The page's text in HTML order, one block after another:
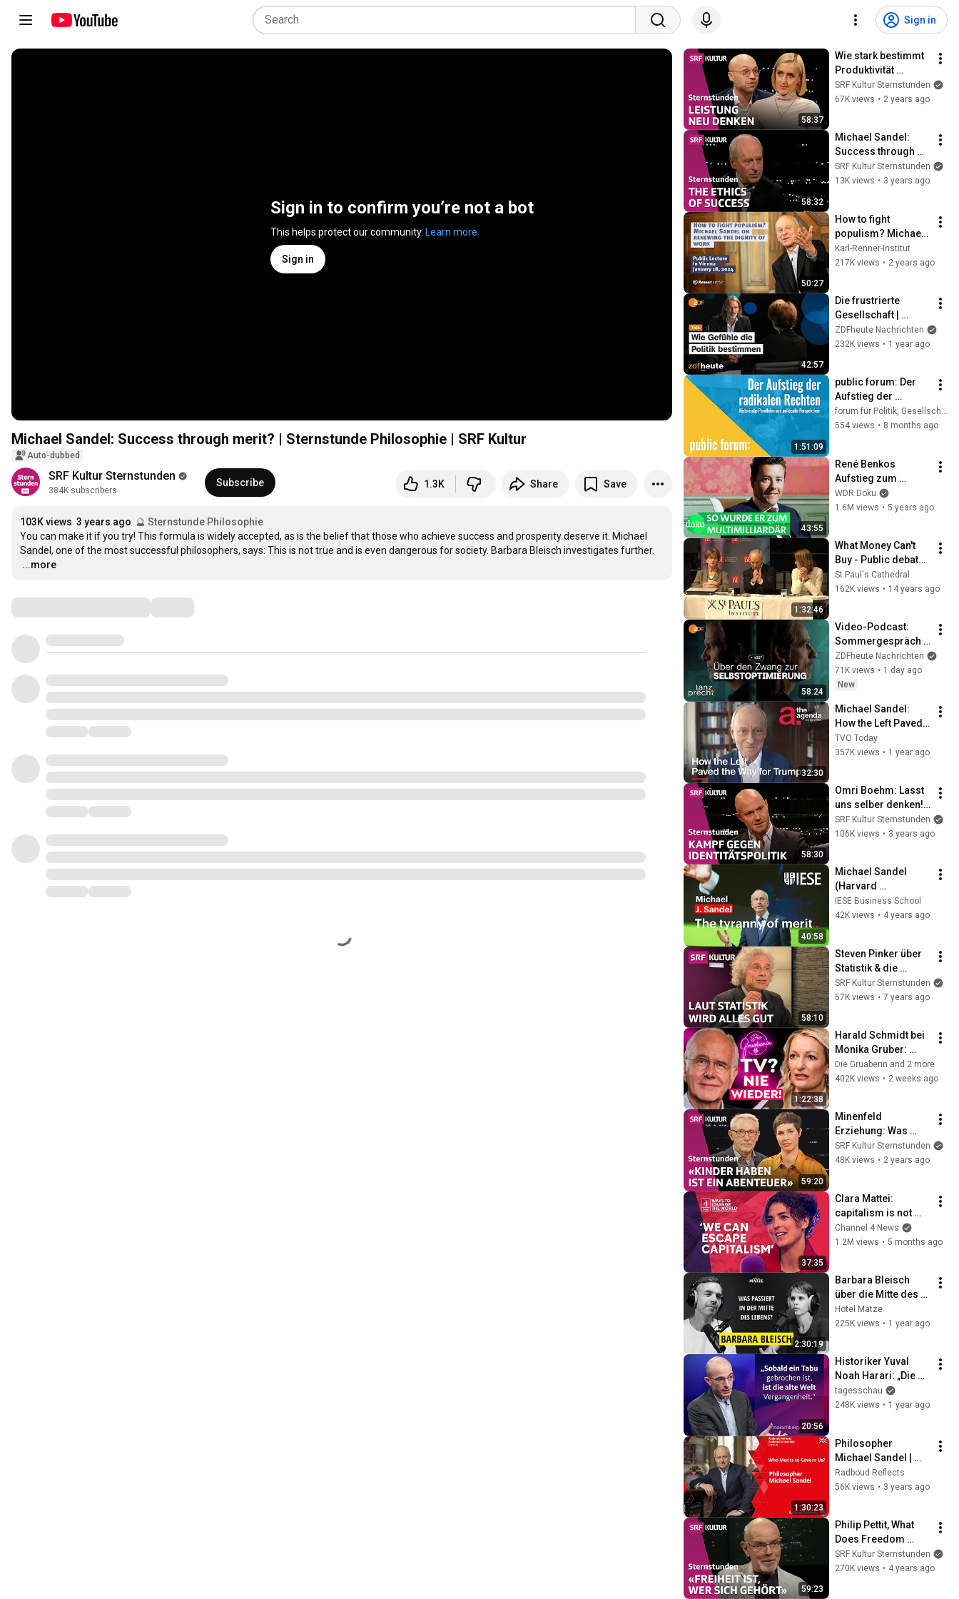
Sign in
Sign in to confirm you’re not a bot
This helps protect our community. Learn more
Sign in
Michael Sandel: Success through merit? | Sternstunde Philosophie | SRF Kultur
Auto-dubbed
SRF Kultur Sternstunden
384K subscribers
Subscribe 1.3K Share Save
103K views 3 years ago 🔮 Sternstunde Philosophie
You can make it if you try! This formula is widely accepted, as is the belief that those who achieve success and prosperity deserve it. Michael
…
...more
58:37
Wie stark bestimmt
Produktivität
unseren
Arbeitsalltag? |
Kultur
SRF Kultur Sternstunden
67K views • 2 years ago
58:32
Michael Sandel:
Success through
merit? | Sternstunde
Philosophie | SRF
SRF Kultur Sternstunden
13K views • 3 years ago
50:27
How to fight
populism? Michael
Sandel on renewing
the dignity of work
Karl-Renner-Institut
217K views • 2 years ago
42:57
Die frustrierte
Gesellschaft |
Richard David
Precht im Gespräch
ZDFheute Nachrichten
232K views • 1 year ago
1:51:09
public forum: Der
Aufstieg der
radikalen Rechten
forum für Politik, Gesellschaft und Kultur and The Chamber of Employees
554 views • 8 months ago
43:55
René Benkos
Aufstieg zum
Immobilienmogul |
WDR Doku
WDR Doku
1.6M views • 5 years ago
1:32:46
What Money Can't
Buy - Public debate
with Michael Sandel
at St Paul's
St Paul's Cathedral
162K views • 14 years ago
58:24
Video-Podcast:
Sommergespräch
mit der Psychologin
Franca Cerutti | Lanz
+ Precht, Folge 257
ZDFheute Nachrichten
71K views • 1 day ago
New
32:30
Michael Sandel:
How the Left Paved
the Way for Trump |
The Agenda
TVO Today
357K views • 1 year ago
58:30
Omri Boehm: Lasst
uns selber denken! |
Sternstunde
Philosophie | SRF
SRF Kultur Sternstunden
106K views • 3 years ago
40:58
Michael Sandel
(Harvard
University): the
tyranny of merit.
IESE Business School
42K views • 4 years ago
58:10
Steven Pinker über
Statistik & die
Zukunft der
Menschheit |
Kultur
SRF Kultur Sternstunden
57K views • 7 years ago
1:22:38
Harald Schmidt bei
Monika Gruber:
Warum er nie mehr
ins Fernsehen
Die Gruaberin and 2 more
402K views • 2 weeks ago
59:20
Minenfeld
Erziehung: Was
Elternsein heute
bedeutet |
Kultur
SRF Kultur Sternstunden
48K views • 2 years ago
37:35
Clara Mattei:
capitalism is not
natural - it’s
enforced
Channel 4 News
1.2M views • 5 months ago
2:30:19
Barbara Bleisch
über die Mitte des
Lebens und den
Wert von
Hotel Matze
225K views • 1 year ago
20:56
Historiker Yuval
Noah Harari: „Die
Wahrheit erfordert
Forschung und
tagesschau
248K views • 1 year ago
1:30:23
Philosopher
Michael Sandel |
Who Merits to
Govern Us? –
Radboud Reflects
56K views • 3 years ago
59:23
Philip Pettit, What
Does Freedom
Mean? | Sternstunde
Philosophie | SRF
SRF Kultur Sternstunden
270K views • 4 years ago